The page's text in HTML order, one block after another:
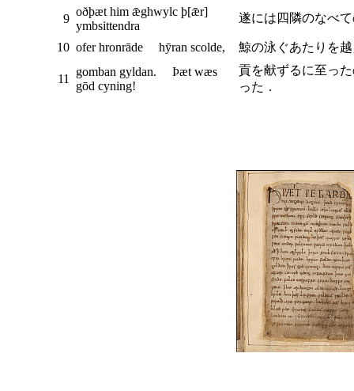
9
oðþæt him ǣghwylc þ[ǣr]
ymbsittendra
遂には四隣のなべ
10 ofer hronrāde hȳran scolde, 鯨の泳ぐあたりを
11
gomban gyldan. Þæt wæs
gōd cyning!
貢を献ずるに至っ
った．